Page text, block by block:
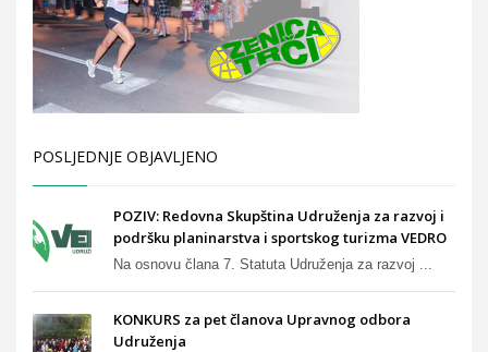
POSLJEDNJE OBJAVLJENO
POZIV: Redovna Skupština Udruženja za razvoj i
podršku planinarstva i sportskog turizma VEDRO
Na osnovu člana 7. Statuta Udruženja za razvoj ...
KONKURS za pet članova Upravnog odbora
Udruženja